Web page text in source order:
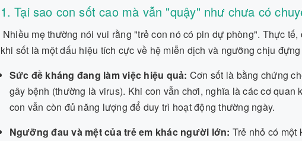
1. Tại sao con sốt cao mà vẫn "quậy" như chưa có
Nhiều mẹ thường nói vui rằng "trẻ con nó có pin dự phòng". Thực
khi sốt là một dấu hiệu tích cực về hệ miễn dịch và ngưỡng chịu
Sức đề kháng đang làm việc hiệu quả: Cơn sốt là bằng chứng
gây bệnh (thường là virus). Khi con vẫn chơi, nghĩa là các cơ quan
con vẫn còn đủ năng lượng để duy trì hoạt động thường ngày.
Ngưỡng đau và mệt của trẻ em khác người lớn: Trẻ nhỏ có một